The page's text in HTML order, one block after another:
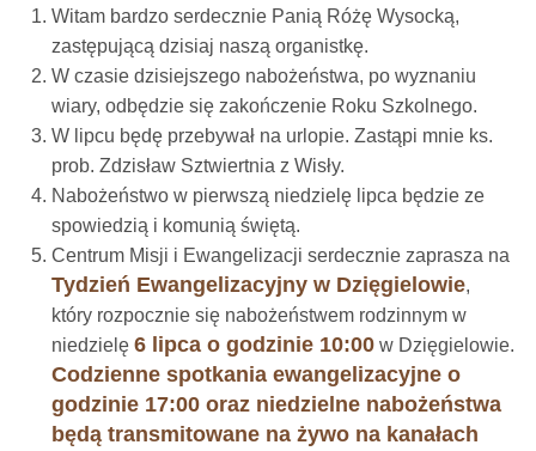
Witam bardzo serdecznie Panią Różę Wysocką,
zastępującą dzisiaj naszą organistkę.
W czasie dzisiejszego nabożeństwa, po wyznaniu
wiary, odbędzie się zakończenie Roku Szkolnego.
W lipcu będę przebywał na urlopie. Zastąpi mnie ks.
prob. Zdzisław Sztwiertnia z Wisły.
Nabożeństwo w pierwszą niedzielę lipca będzie ze
spowiedzią i komunią świętą.
Centrum Misji i Ewangelizacji serdecznie zaprasza na
Tydzień Ewangelizacyjny w Dzięgielowie,
który rozpocznie się nabożeństwem rodzinnym w
niedzielę 6 lipca o godzinie 10:00w Dzięgielowie.
Codzienne spotkania ewangelizacyjne o
godzinie 17:00 oraz niedzielne nabożeństwa
będą transmitowane na żywo na kanałach